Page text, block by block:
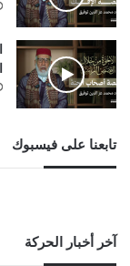
تابعنا على فيسبوك
آخر أخبار الحركة